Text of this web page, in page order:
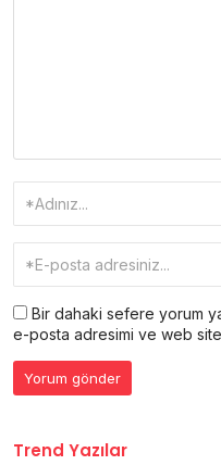
Bir dahaki sefere yorum
e-posta adresimi ve web
Trend Yazılar